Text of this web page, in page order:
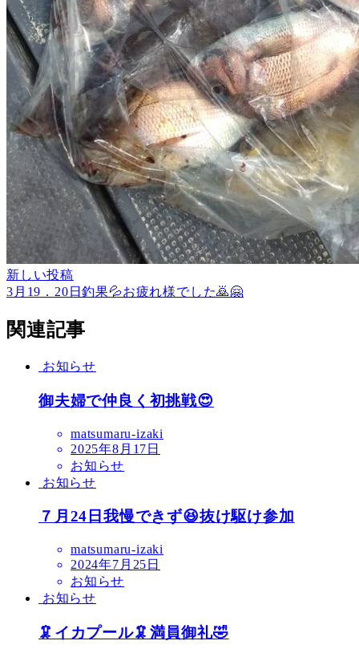
新しい投稿
3月19．20日釣果💦お疲れ様でした🙇🤗
関連記事
お知らせ
御夫婦で仲良く初挑戦😍
matsumaru-izaki
2025年8月17日
お知らせ
お知らせ
７月24日我慢できず😆抜け駆け参加
matsumaru-izaki
2024年7月25日
お知らせ
お知らせ
🦑イカプール🦑満員御礼🤣